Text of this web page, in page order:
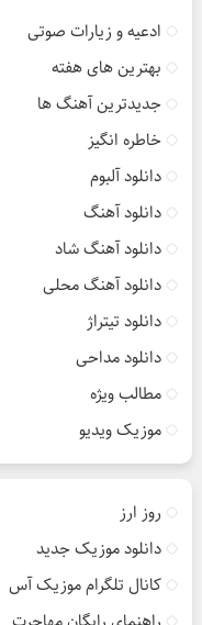
ادعیه و زیارات صوتی
بهترین های هفته
جدیدترین آهنگ ها
خاطره انگیز
دانلود آلبوم
دانلود آهنگ
دانلود آهنگ شاد
دانلود آهنگ محلی
دانلود تیتراژ
دانلود مداحی
مطالب ویژه
موزیک ویدیو
روز ارز
دانلود موزیک جدید
کانال تلگرام موزیک آس